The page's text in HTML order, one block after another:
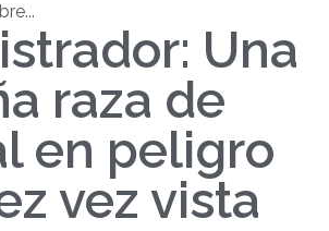
Una
raza de
en peligro
vez vista